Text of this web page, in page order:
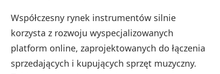
Współczesny rynek instrumentów silnie
korzysta z rozwoju wyspecjalizowanych
platform online, zaprojektowanych do łączenia
sprzedających i kupujących sprzęt muzyczny.